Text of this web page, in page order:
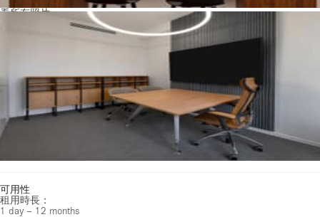
看所有照片
可用性
租用時長：
1 day – 12 months